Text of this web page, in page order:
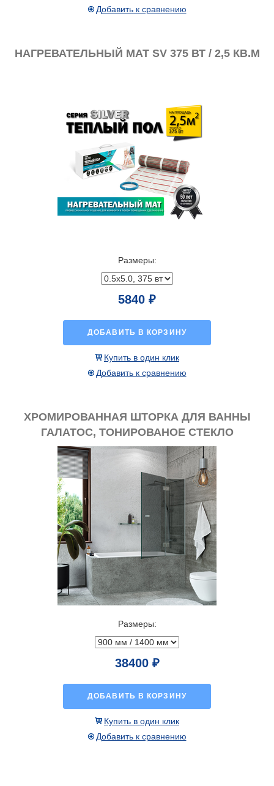
Добавить к сравнению
НАГРЕВАТЕЛЬНЫЙ МАТ SV 375 ВТ / 2,5 КВ.М
Размеры:
5840 ₽
ДОБАВИТЬ В КОРЗИНУ
Купить в один клик
Добавить к сравнению
ХРОМИРОВАННАЯ ШТОРКА ДЛЯ ВАННЫ
ГАЛАТОС, ТОНИРОВАНОЕ СТЕКЛО
Размеры:
38400 ₽
ДОБАВИТЬ В КОРЗИНУ
Купить в один клик
Добавить к сравнению